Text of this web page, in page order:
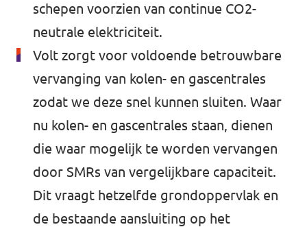
schepen voorzien van continue CO2-
neutrale elektriciteit.
Volt zorgt voor voldoende betrouwbare
vervanging van kolen- en gascentrales
zodat we deze snel kunnen sluiten. Waar
nu kolen- en gascentrales staan, dienen
die waar mogelijk te worden vervangen
door SMRs van vergelijkbare capaciteit.
Dit vraagt hetzelfde grondoppervlak en
de bestaande aansluiting op het